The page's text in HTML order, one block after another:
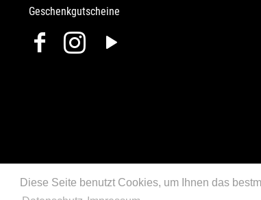
Diese Seite benutzt Cookies, um Ihnen das
Geschenkgutscheine